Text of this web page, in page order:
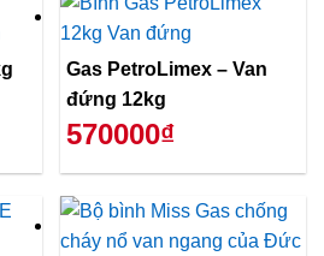
Gas PetroLimex – Van
đứng 12kg
570000₫